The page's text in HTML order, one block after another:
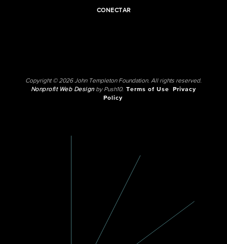
CONECTAR
Copyright © 2026 John Templeton Foundation. All rights reserved.
Nonprofit Web Designby Push10. Terms of Use
Privacy
Policy